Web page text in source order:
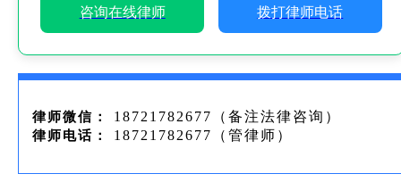
咨询在线律师 拨打律师电话
律师微信： 18721782677（备注法律咨询）
律师电话： 18721782677（管律师）